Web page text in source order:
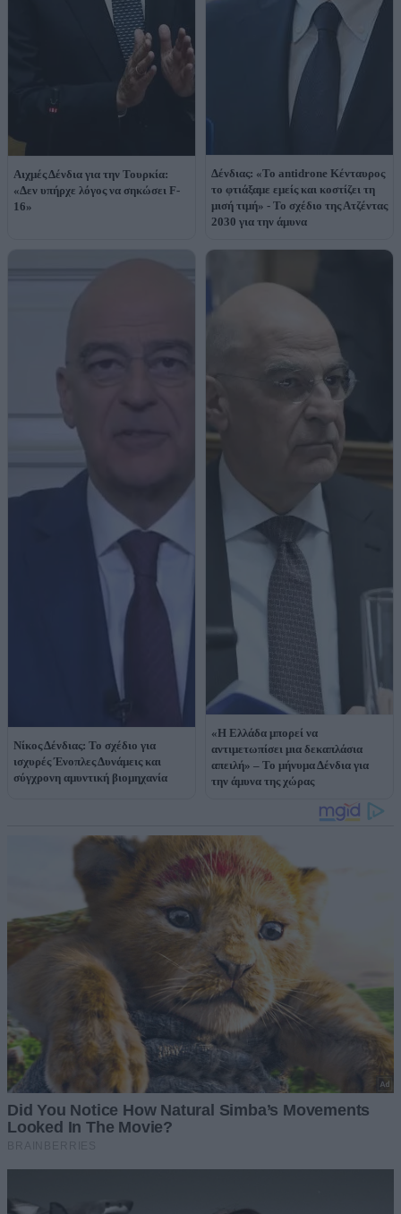
Αιχμές Δένδια για την Τουρκία:
«Δεν υπήρχε λόγος να σηκώσει F-
16»
Δένδιας: «Το antidrone Κένταυρος
το φτιάξαμε εμείς και κοστίζει τη
μισή τιμή» - Το σχέδιο της Ατζέντας
2030 για την άμυνα
Νίκος Δένδιας: Το σχέδιο για
ισχυρές Ένοπλες Δυνάμεις και
σύγχρονη αμυντική βιομηχανία
«Η Ελλάδα μπορεί να
αντιμετωπίσει μια δεκαπλάσια
απειλή» – Το μήνυμα Δένδια για
την άμυνα της χώρας